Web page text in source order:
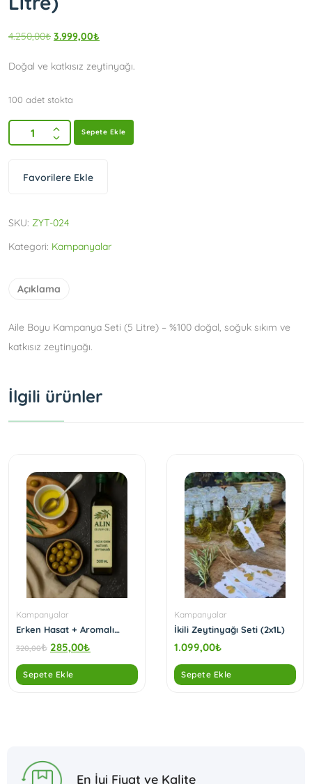
4.250,00₺ 3.999,00₺
Doğal ve katkısız zeytinyağı.
100 adet stokta
Sepete Ekle
Favorilere Ekle
SKU: ZYT-024
Kategori: Kampanyalar
Açıklama
Aile Boyu Kampanya Seti (5 Litre) – %100 doğal, soğuk sıkım ve
katkısız zeytinyağı.
İlgili ürünler
Kampanyalar
Erken Hasat + Aromalı
Kombin Paketi
320,00₺ 285,00₺
Sepete Ekle
Kampanyalar
İkili Zeytinyağı Seti (2x1L)
1.099,00₺
Sepete Ekle
En İyi Fiyat ve Kalite